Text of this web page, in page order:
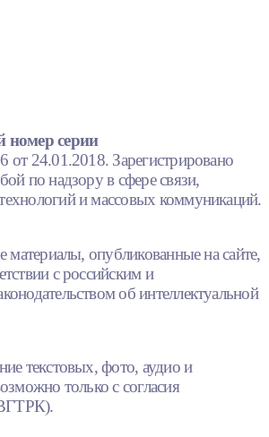
номер серии
24.01.2018. Зарегистрировано
по надзору в сфере связи,
и массовых коммуникаций.
материалы, опубликованные на сайте,
с российским и
об интеллектуальной
текстовых, фото, аудио и
только с согласия